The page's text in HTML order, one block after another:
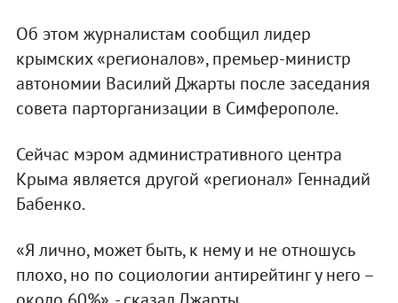
Об этом журналистам сообщил лидер
крымских «регионалов», премьер-министр
автономии Василий Джарты после заседания
совета парторганизации в Симферополе.
Сейчас мэром административного центра
Крыма является другой «регионал» Геннадий
Бабенко.
«Я лично, может быть, к нему и не отношусь
плохо, но по социологии антирейтинг у него –